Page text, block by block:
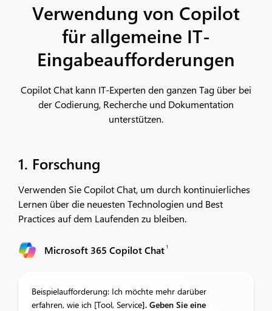
Verwendung von Copilot
für allgemeine IT-
Eingabeaufforderungen
Copilot Chat kann IT-Experten den ganzen Tag über bei
der Codierung, Recherche und Dokumentation
unterstützen.
1. Forschung
Verwenden Sie Copilot Chat, um durch kontinuierliches
Lernen über die neuesten Technologien und Best
Practices auf dem Laufenden zu bleiben.
Microsoft 365 Copilot Chat 1
Beispielaufforderung: Ich möchte mehr darüber
erfahren, wie ich [Tool, Service]. Geben Sie eine